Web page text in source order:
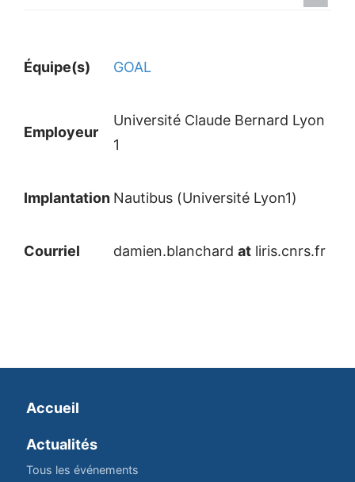
Équipe(s) GOAL
Employeur
Université Claude Bernard Lyon
1
Implantation Nautibus (Université Lyon1)
Courriel damien.blanchard at liris.cnrs.fr
Accueil
Actualités
Tous les événements